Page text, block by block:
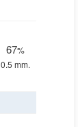
67%
0.5 mm.